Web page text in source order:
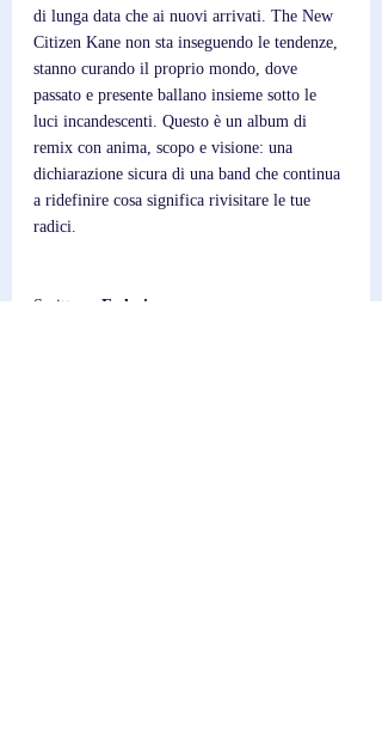
di lunga data che ai nuovi arrivati. The New
Citizen Kane non sta inseguendo le tendenze,
stanno curando il proprio mondo, dove
passato e presente ballano insieme sotto le
luci incandescenti. Questo è un album di
remix con anima, scopo e visione: una
dichiarazione sicura di una band che continua
a ridefinire cosa significa rivisitare le tue
radici.
Scrittore; Federico